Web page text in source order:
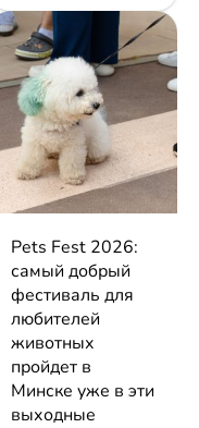
Pets Fest 2026:
самый добрый
фестиваль для
любителей
животных
пройдет в
Минске уже в эти
выходные